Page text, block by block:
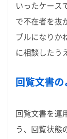
いったケース
で不在者を抜
ブルになりか
に相談したう
回覧文書
回覧文書を運
う、回覧状態